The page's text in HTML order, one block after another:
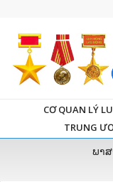
CƠ QUAN LÝ
TRUNG
ພາ